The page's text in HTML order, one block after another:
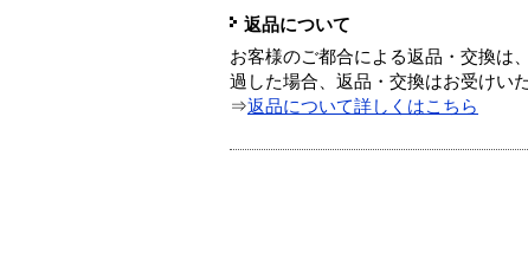
返品について
お客様のご都合による返品・交換は
過した場合、返品・交換はお受けい
⇒返品について詳しくはこちら